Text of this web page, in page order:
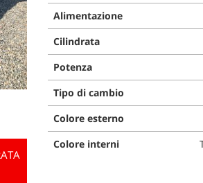
Alimentazione
Cilindrata
Potenza
Tipo di cambio
Colore esterno
Colore interni